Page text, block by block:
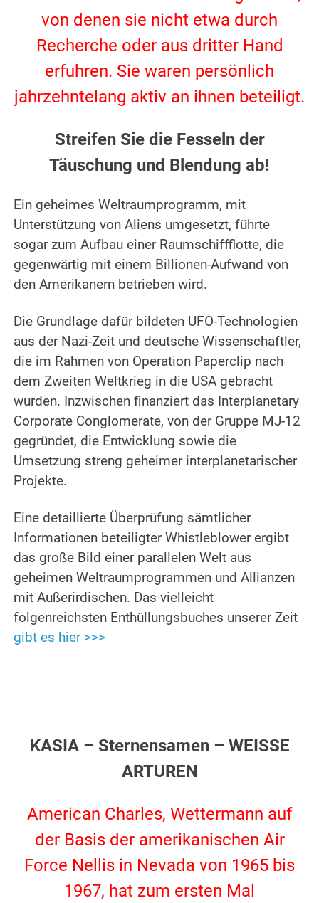
von denen sie nicht etwa durch
Recherche oder aus dritter Hand
erfuhren. Sie waren persönlich
jahrzehntelang aktiv an ihnen beteiligt.
Streifen Sie die Fesseln der
Täuschung und Blendung ab!
Ein geheimes Weltraumprogramm, mit
Unterstützung von Aliens umgesetzt, führte
sogar zum Aufbau einer Raumschiffflotte, die
gegenwärtig mit einem Billionen-Aufwand von
den Amerikanern betrieben wird.
Die Grundlage dafür bildeten UFO-Technologien
aus der Nazi-Zeit und deutsche Wissenschaftler,
die im Rahmen von Operation Paperclip nach
dem Zweiten Weltkrieg in die USA gebracht
wurden. Inzwischen finanziert das Interplanetary
Corporate Conglomerate, von der Gruppe MJ-12
gegründet, die Entwicklung sowie die
Umsetzung streng geheimer interplanetarischer
Projekte.
Eine detaillierte Überprüfung sämtlicher
Informationen beteiligter Whistleblower ergibt
das große Bild einer parallelen Welt aus
geheimen Weltraumprogrammen und Allianzen
mit Außerirdischen. Das vielleicht
folgenreichsten Enthüllungsbuches unserer Zeit
gibt es hier >>>
KASIA – Sternensamen – WEISSE
ARTUREN
American Charles, Wettermann auf
der Basis der amerikanischen Air
Force Nellis in Nevada von 1965 bis
1967, hat zum ersten Mal